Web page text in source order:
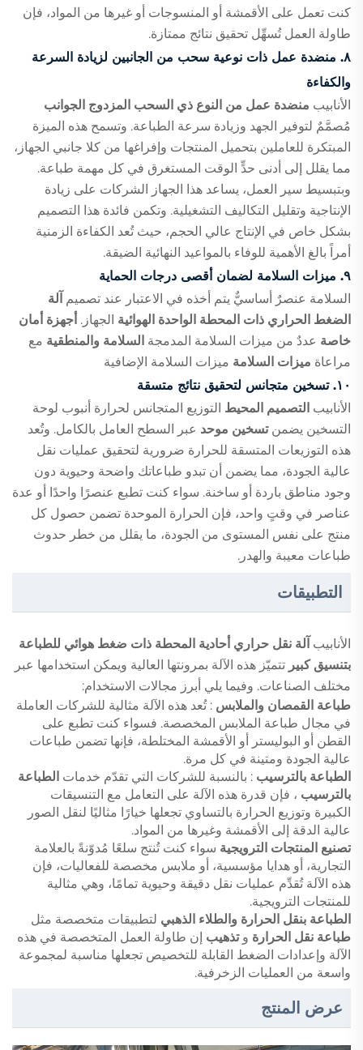
كنت تعمل على الأقمشة أو المنسوجات أو غيرها من المواد، فإن
طاولة العمل تُسهِّل تحقيق نتائج ممتازة.
٨. منضدة عمل ذات نوعية سحب من الجانبين لزيادة السرعة
والكفاءة
الأنابيب منضدة عمل من النوع ذي السحب المزدوج الجوانب
مُصمَّمٌ لتوفير الجهد وزيادة سرعة الطباعة. وتسمح هذه الميزة
المبتكرة للعاملين بتحميل المنتجات وإفراغها من كلا جانبي الجهاز،
مما يقلل إلى أدنى حدٍّ الوقت المستغرق في كل مهمة طباعة.
وبتبسيط سير العمل، يساعد هذا الجهاز الشركات على زيادة
الإنتاجية وتقليل التكاليف التشغيلية. وتكمن فائدة هذا التصميم
بشكل خاص في الإنتاج عالي الحجم، حيث تُعد الكفاءة الزمنية
أمراً بالغ الأهمية للوفاء بالمواعيد النهائية الضيقة.
٩. ميزات السلامة لضمان أقصى درجات الحماية
السلامة عنصرٌ أساسيٌّ يتم أخذه في الاعتبار عند تصميم آلة
الضغط الحراري ذات المحطة الواحدة الهوائية الجهاز. أجهزة أمان
خاصة عددٌ من ميزات السلامة المدمجة السلامة والمنطقية مع
مراعاة ميزات السلامة ميزات السلامة الإضافية
١٠. تسخين متجانس لتحقيق نتائج متسقة
الأنابيب التصميم المحيط التوزيع المتجانس لحرارة أنبوب لوحة
التسخين يضمنتسخين موحد عبر السطح العامل بالكامل. وتُعد
هذه التوزيعات المتسقة للحرارة ضرورية لتحقيق عمليات نقل
عالية الجودة، مما يضمن أن تبدو طباعاتك واضحة وحيوية دون
وجود مناطق باردة أو ساخنة. سواء كنت تطبع عنصرًا واحدًا أو عدة
عناصر في وقتٍ واحد، فإن الحرارة الموحدة تضمن حصول كل
منتج على نفس المستوى من الجودة، ما يقلل من خطر حدوث
طباعات معيبة والهدر.
التطبيقات
الأنابيب آلة نقل حراري أحادية المحطة ذات ضغط هوائي للطباعة
بتنسيق كبير تتميّز هذه الآلة بمرونتها العالية ويمكن استخدامها عبر
مختلف الصناعات. وفيما يلي أبرز مجالات الاستخدام:
طباعة القمصان والملابس : تُعد هذه الآلة مثالية للشركات العاملة
في مجال طباعة الملابس المخصصة. فسواء كنت تطبع على
القطن أو البوليستر أو الأقمشة المختلطة، فإنها تضمن طباعات
عالية الجودة ومتينة في كل مرة.
الطباعة بالترسيب : بالنسبة للشركات التي تقدّم خدمات الطباعة
بالترسيب ، فإن قدرة هذه الآلة على التعامل مع التنسيقات
الكبيرة وتوزيع الحرارة بالتساوي تجعلها خيارًا مثاليًا لنقل الصور
عالية الدقة إلى الأقمشة وغيرها من المواد.
تصنيع المنتجات الترويجية سواء كنت تُنتج سلعًا مُدوّنةً بالعلامة
التجارية، أو هدايا مؤسسية، أو ملابس مخصصة للفعاليات، فإن
هذه الآلة تُقدِّم عمليات نقل دقيقة وحيوية تمامًا، وهي مثالية
للمنتجات الترويجية.
الطباعة بنقل الحرارة والطلاء الذهبي لتطبيقات متخصصة مثل
طباعة نقل الحرارة وتذهيب إن طاولة العمل المتخصصة في هذه
الآلة وإعدادات الضغط القابلة للتخصيص تجعلها مناسبة لمجموعة
واسعة من العمليات الزخرفية.
عرض المنتج